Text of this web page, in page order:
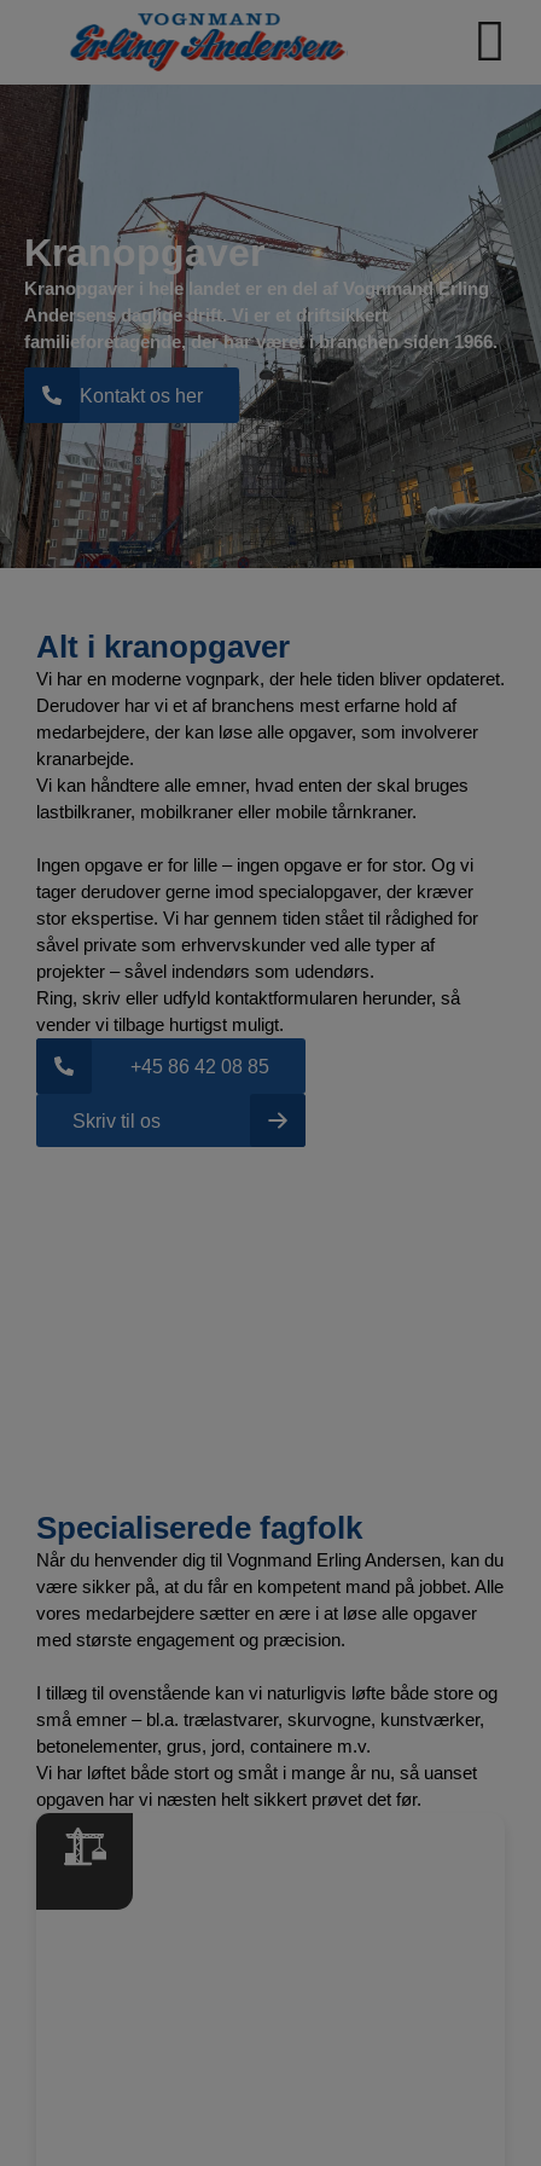
Kranopgaver
Kranopgaver i hele landet er en del af Vognmand Erling
Andersens daglige drift. Vi er et driftsikkert
familieforetagende, der har været i branchen siden 1966.
Kontakt os her
Alt i kranopgaver
Vi har en moderne vognpark, der hele tiden bliver opdateret.
Derudover har vi et af branchens mest erfarne hold af
medarbejdere, der kan løse alle opgaver, som involverer
kranarbejde.
Vi kan håndtere alle emner, hvad enten der skal bruges
lastbilkraner, mobilkraner eller mobile tårnkraner.
Ingen opgave er for lille – ingen opgave er for stor. Og vi
tager derudover gerne imod specialopgaver, der kræver
stor ekspertise. Vi har gennem tiden stået til rådighed for
såvel private som erhvervskunder ved alle typer af
projekter – såvel indendørs som udendørs.
Ring, skriv eller udfyld kontaktformularen herunder, så
vender vi tilbage hurtigst muligt.
+45 86 42 08 85
Skriv til os
Specialiserede fagfolk
Når du henvender dig til Vognmand Erling Andersen, kan du
være sikker på, at du får en kompetent mand på jobbet. Alle
vores medarbejdere sætter en ære i at løse alle opgaver
med største engagement og præcision.
I tillæg til ovenstående kan vi naturligvis løfte både store og
små emner – bl.a. trælastvarer, skurvogne, kunstværker,
betonelementer, grus, jord, containere m.v.
Vi har løftet både stort og småt i mange år nu, så uanset
opgaven har vi næsten helt sikkert prøvet det før.